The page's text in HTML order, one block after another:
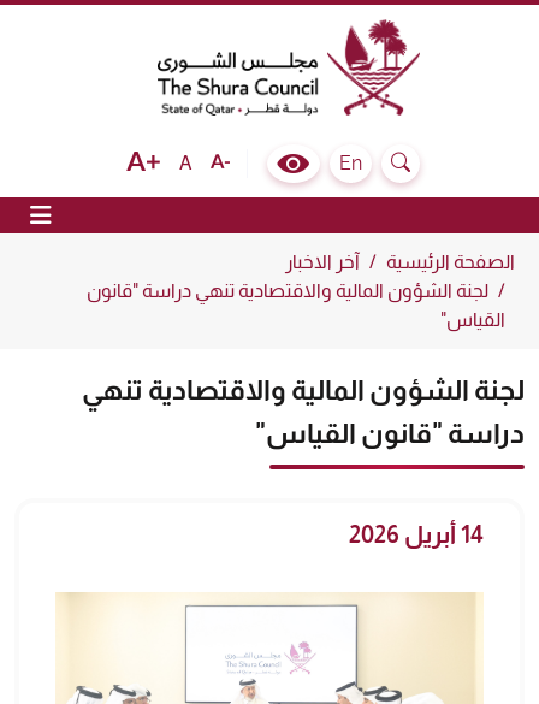
The Shura Council State of Qatar
Search
En
Colour Contrast Selector
Text size bigger
AText size normal
Text size smaller
الصفحة الرئيسية
آخر الاخبار
لجنة الشؤون المالية والاقتصادية تنهي دراسة "قانون
القياس"
لجنة الشؤون المالية والاقتصادية تنهي
دراسة "قانون القياس"
14 أبريل 2026